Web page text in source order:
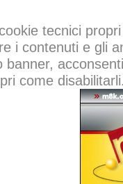
tecnici
i contenuti e gli
banner,
come